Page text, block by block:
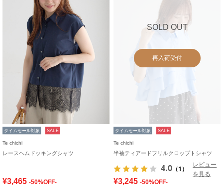
タイムセール対象 SALE
Te chichi
レースヘムドッキングシャツ
¥3,465 -50%OFF-
SOLD OUT
再入荷受付
タイムセール対象 SALE
Te chichi
半袖ティアードフリルクロップトシャツ
4.0 （1）
レビュー
を見る
¥3,245 -50%OFF-